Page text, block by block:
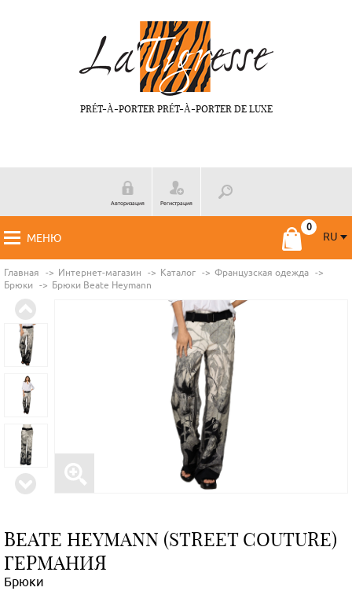
PRÉT-À-PORTER PRÉT-À-PORTER DE LUXE
Авторизация Регистрация
МЕНЮ
RU
Главная Интернет-магазин Каталог
Французская одежда
Брюки
Брюки Beate Нeymann
BEATE НEYMANN (STREET COUTURE)
ГЕРМАНИЯ
Брюки